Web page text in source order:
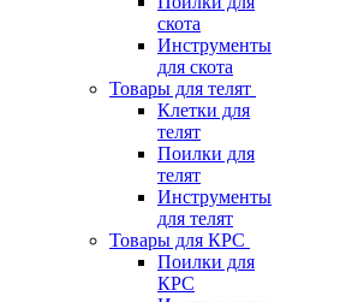
скота
Инструменты
для скота
Товары для телят
Клетки для
телят
Поилки для
телят
Инструменты
для телят
Товары для КРС
Поилки для
КРС